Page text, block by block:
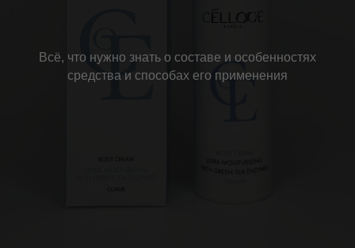
Всё, что нужно знать о составе и особенностях
средства и способах его применения